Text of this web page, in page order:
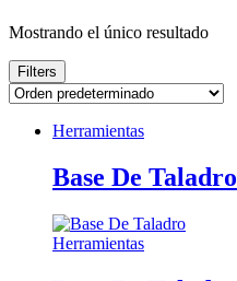
Mostrando el único resultado
Filters
Herramientas
Base De Taladro
Herramientas